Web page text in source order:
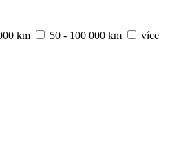
km 50 - 100 000 km
více